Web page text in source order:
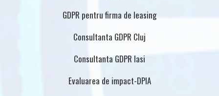
GDPR pentru firma de leasing
Consultanta GDPR Cluj
Consultanta GDPR Iasi
Evaluarea de impact-DPIA